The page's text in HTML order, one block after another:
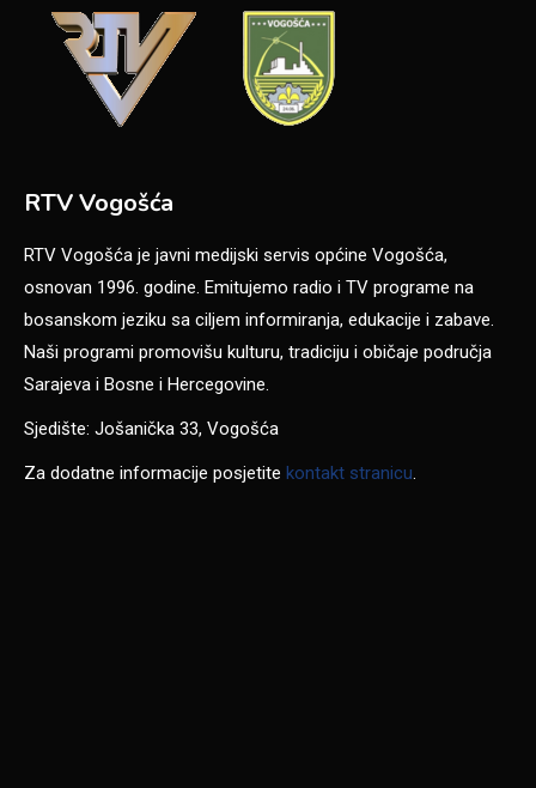
RTV Vogošća
RTV Vogošća je javni medijski servis općine Vogošća,
osnovan 1996. godine. Emitujemo radio i TV programe na
bosanskom jeziku sa ciljem informiranja, edukacije i zabave.
Naši programi promovišu kulturu, tradiciju i običaje područja
Sarajeva i Bosne i Hercegovine.
Sjedište: Jošanička 33, Vogošća
Za dodatne informacije posjetite kontakt stranicu